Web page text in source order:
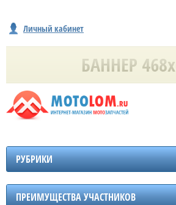
Личный кабинет
РУБРИКИ
ПРЕИМУЩЕСТВА УЧАСТНИКОВ